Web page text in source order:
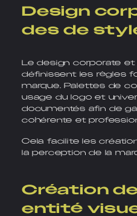
Design
des de
Le design corporate
définissent les règles
marque. Palettes de
usage du logo et
documentés afin de
cohérente et
Cela facilite les
la perception de la
Création
entité